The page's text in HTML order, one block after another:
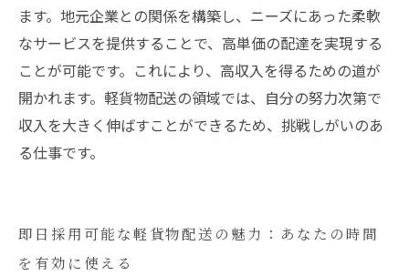
ます。地元企業との関係を構築し、ニーズにあった柔軟
なサービスを提供することで、高単価の配達を実現する
ことが可能です。これにより、高収入を得るための道が
開かれます。軽貨物配送の領域では、自分の努力次第で
収入を大きく伸ばすことができるため、挑戦しがいのあ
る仕事です。
即日採用可能な軽貨物配送の魅力：あなたの時間
を有効に使える